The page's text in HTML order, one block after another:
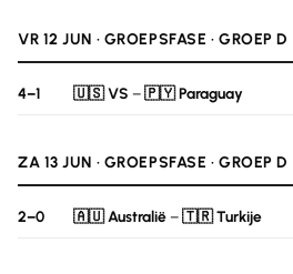
VR 12 JUN · GROEPSFASE · GROEP D
4–1 🇺🇸 VS –🇵🇾 Paraguay
ZA 13 JUN · GROEPSFASE · GROEP D
2–0 🇦🇺 Australië–🇹🇷 Turkije